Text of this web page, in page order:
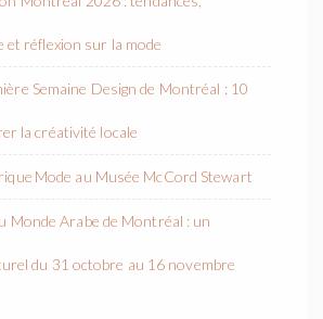
et réflexion sur la mode
Semaine Design de Montréal : 10
la créativité locale
Mode au Musée McCord Stewart
Monde Arabe de Montréal : un
du 31 octobre au 16 novembre